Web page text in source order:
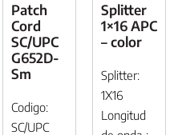
Patch
Cord
SC/UPC
G652D-
Sm
Codigo:
SC/UPC
Splitter
1×16 APC
– color
Splitter:
1X16
Longitud